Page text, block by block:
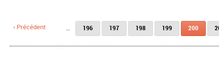
‹ Précédent 196 197 198 199 200